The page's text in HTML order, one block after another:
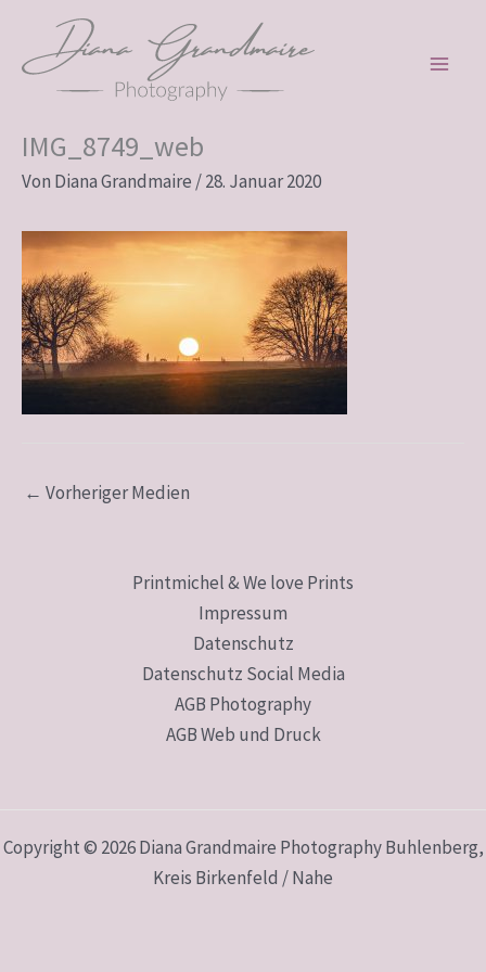
springen
IMG_8749_web
Von Diana Grandmaire /28. Januar 2020
← Vorheriger Medien
Printmichel & We love Prints
Impressum
Datenschutz
Datenschutz Social Media
AGB Photography
AGB Web und Druck
Copyright © 2026 Diana Grandmaire Photography Buhlenberg,
Kreis Birkenfeld / Nahe